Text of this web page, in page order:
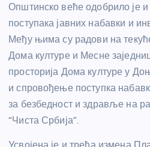
Општинско веће одобрило је
поступака јавних набавки и
Међу њима су радови на
Дома културе и Месне
просторија Дома културе у
и спровођење поступка
за безбедност и здравље на
“Чиста Србија”.